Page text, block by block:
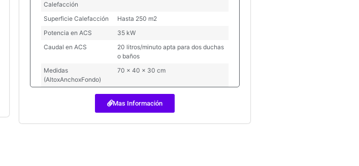
Calefacción
Superficie Calefacción
Hasta 250 m2
Potencia en ACS
35 kW
Caudal en ACS
20 litros/minuto apta para dos duchas
o baños
Medidas
(AltoxAnchoxFondo)
70 x 40 x 30 cm
Mas Información